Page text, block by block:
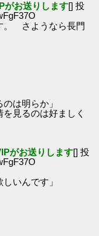
がお送りします[] 投
。 さようなら長門
は明らか」
見るのは好ましく
がお送りします[] 投
いんです」